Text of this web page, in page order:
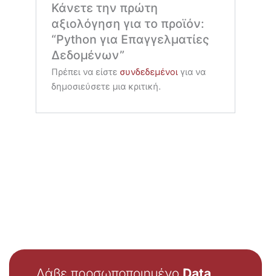
Κάνετε την πρώτη
αξιολόγηση για το προϊόν:
“Python για Επαγγελματίες
Δεδομένων”
Πρέπει να είστε συνδεδεμένοι για να
δημοσιεύσετε μια κριτική.